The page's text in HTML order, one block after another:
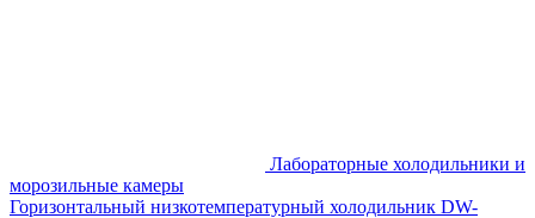
Лабораторные холодильники и
морозильные камеры
Горизонтальный низкотемпературный холодильник DW-